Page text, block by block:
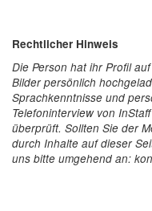
Rechtlicher Hinweis
Die Person hat ihr Profil
Bilder persönlich
Sprachkenntnisse und
Telefoninterview von
überprüft. Sollten Sie der
durch Inhalte auf dieser
uns bitte umgehend an: